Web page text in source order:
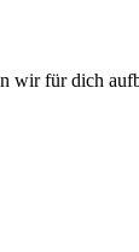
wir für dich